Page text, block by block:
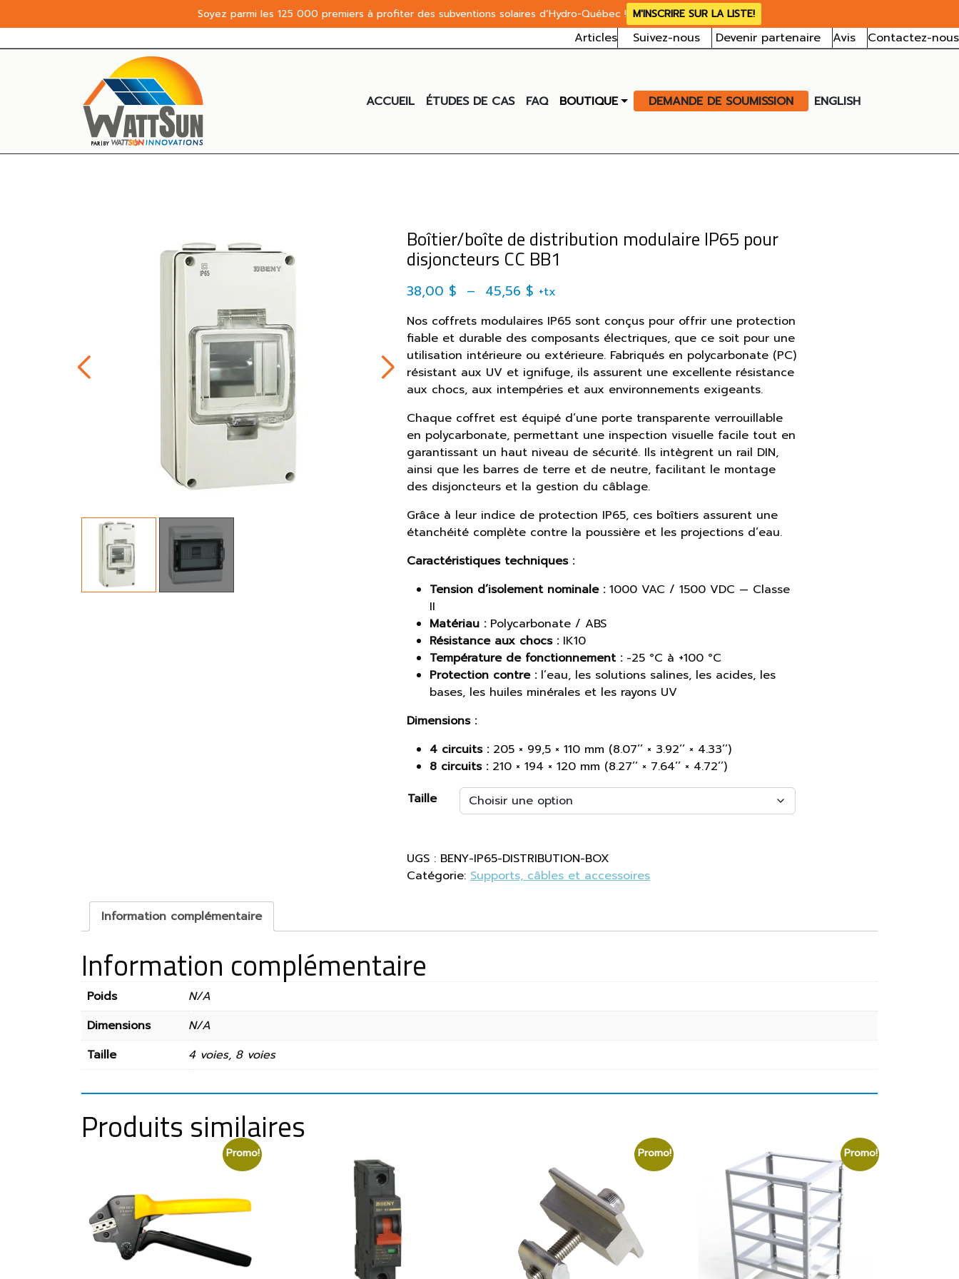
Soyez parmi les 125 000 premiers à profiter des subventions solaires d’Hydro-Québec ! M'INSCRIRE SUR LA LISTE!
Articles Suivez-nous Devenir partenaire Avis Contactez-nous
ACCUEIL ÉTUDES DE CAS FAQ BOUTIQUE DEMANDE DE SOUMISSION ENGLISH
Boîtier/boîte de distribution modulaire IP65 pour
disjoncteurs CC BB1
38,00 $ – 45,56 $ Plage de prix : 38,00 $ à 45,56 $
+tx
Nos coffrets modulaires IP65 sont conçus pour offrir une protection
fiable et durable des composants électriques, que ce soit pour une
utilisation intérieure ou extérieure. Fabriqués en polycarbonate (PC)
résistant aux UV et ignifuge, ils assurent une excellente résistance
aux chocs, aux intempéries et aux environnements exigeants.
Chaque coffret est équipé d’une porte transparente verrouillable
en polycarbonate, permettant une inspection visuelle facile tout en
garantissant un haut niveau de sécurité. Ils intègrent un rail DIN,
ainsi que les barres de terre et de neutre, facilitant le montage
des disjoncteurs et la gestion du câblage.
Grâce à leur indice de protection IP65, ces boîtiers assurent une
étanchéité complète contre la poussière et les projections d’eau.
Caractéristiques techniques :
Tension d’isolement nominale :1000 VAC / 1500 VDC — Classe
II
Matériau :Polycarbonate / ABS
Résistance aux chocs :IK10
Température de fonctionnement :-25 °C à +100 °C
Protection contre :l’eau, les solutions salines, les acides, les
bases, les huiles minérales et les rayons UV
Dimensions :
4 circuits :205 × 99,5 × 110 mm (8.07’’ × 3.92’’ × 4.33’’)
8 circuits :210 × 194 × 120 mm (8.27’’ × 7.64’’ × 4.72’’)
Taille
UGS : BENY-IP65-DISTRIBUTION-BOX
Catégorie: Supports, câbles et accessoires
Information complémentaire
Information complémentaire
Poids
N/A
Dimensions
N/A
Taille
4 voies, 8 voies
Produits similaires
Promo! Promo! Promo!